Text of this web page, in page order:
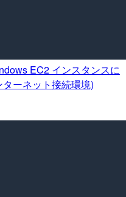
EC2 インスタンスに
ーネット接続環境)